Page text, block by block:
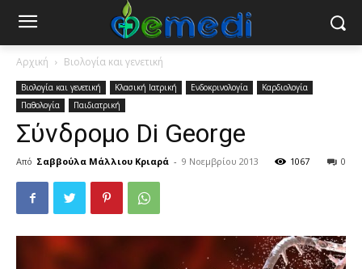
Αρχική Βιολογία και γενετική
Βιολογία και γενετική Κλασική Ιατρική Ενδοκρινολογία
Καρδιολογία
Παθολογία
Παιδιατρική
Σύνδρομο Di George
Από Σαββούλα Μάλλιου Κριαρά - 9 Νοεμβρίου 2013 0
1067